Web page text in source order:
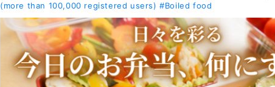
(more than 100,000 registered users) #Boiled food